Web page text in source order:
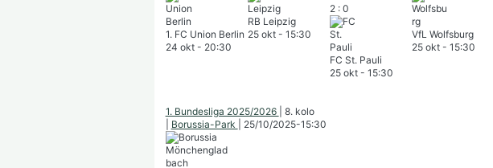
1. FC Union Berlin
24 okt - 20:30
RB Leipzig
25 okt - 15:30
2 : 0
FC St. Pauli
25 okt - 15:30
VfL Wolfsburg
25 okt - 15:30
1. Bundesliga 2025/2026
8. kolo
Borussia-Park 25/10/2025-15:30